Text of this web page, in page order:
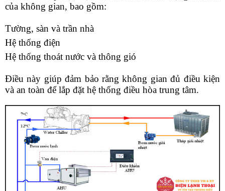
của không gian, bao gồm:
Tường, sàn và trần nhà
Hệ thống điện
Hệ thống thoát nước và thông gió
Điều này giúp đảm bảo rằng không gian đủ điều kiện
và an toàn để lắp đặt hệ thống điều hòa trung tâm.